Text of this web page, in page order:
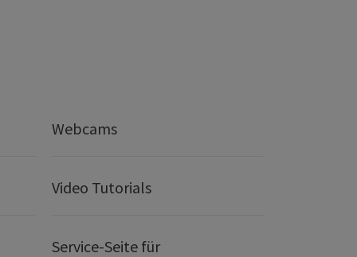
Webcams
Video Tutorials
Service-Seite für